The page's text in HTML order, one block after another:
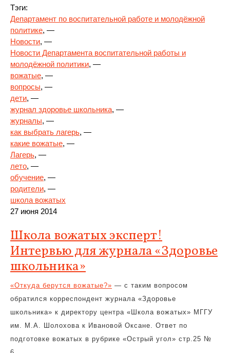
Тэги:
Департамент по воспитательной работе и молодёжной
политике, —
Новости, —
Новости Департамента воспитательной работы и
молодёжной политики, —
вожатые, —
вопросы, —
дети, —
журнал здоровье школьника, —
журналы, —
как выбрать лагерь, —
какие вожатые, —
Лагерь, —
лето, —
обучение, —
родители, —
школа вожатых
27 июня 2014
Школа вожатых эксперт!
Интервью для журнала «Здоровье
школьника»
«Откуда берутся вожатые?» — с таким вопросом
обратился корреспондент журнала «Здоровье
школьника» к директору центра «Школа вожатых» МГГУ
им. М.А. Шолохова к Ивановой Оксане. Ответ по
подготовке вожатых в рубрике «Острый угол» стр.25 №